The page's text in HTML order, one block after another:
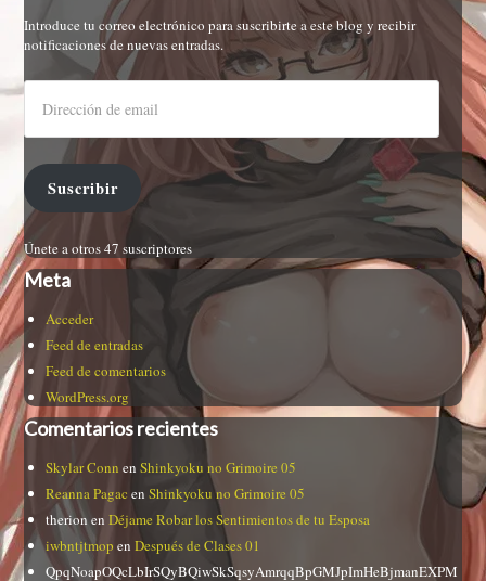
Introduce tu correo electrónico para suscribirte a este blog y recibir
notificaciones de nuevas entradas.
Suscribir
Únete a otros 47 suscriptores
Meta
Acceder
Feed de entradas
Feed de comentarios
WordPress.org
Comentarios recientes
Skylar Conn enShinkyoku no Grimoire 05
Reanna Pagac enShinkyoku no Grimoire 05
therion enDéjame Robar los Sentimientos de tu Esposa
iwbntjtmop enDespués de Clases 01
QpqNoapOQcLbIrSQyBQiwSkSqsyAmrqqBpGMJpImHeBjmanEXPM